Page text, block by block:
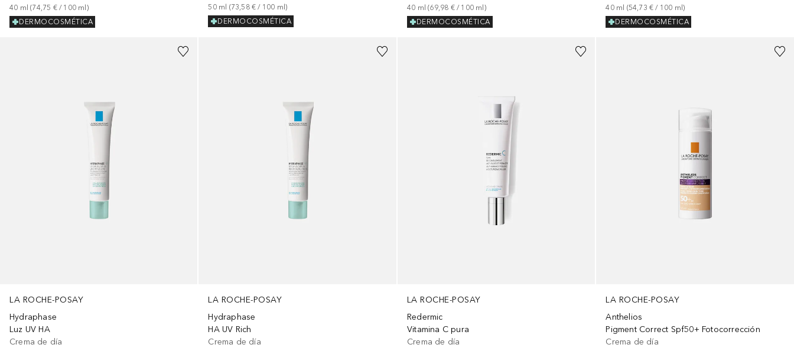
40 ml (74,75 € / 100 ml)
DERMOCOSMÉTICA
50 ml (73,58 € / 100 ml)
DERMOCOSMÉTICA
40 ml (69,98 € / 100 ml)
DERMOCOSMÉTICA
40 ml (54,73 € / 100 ml)
DERMOCOSMÉTICA
LA ROCHE-POSAY
Hydraphase
Luz UV HA
Crema de día
LA ROCHE-POSAY
Hydraphase
HA UV Rich
Crema de día
LA ROCHE-POSAY
Redermic
Vitamina C pura
Crema de día
LA ROCHE-POSAY
Anthelios
Pigment Correct Spf50+ Fotocorrección
Crema de día